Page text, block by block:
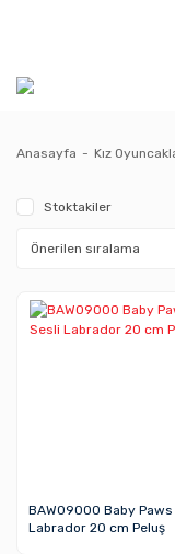
Anasayfa Kız
Stoktakiler
BAW09000 Baby Paws
Labrador 20 cm Peluş